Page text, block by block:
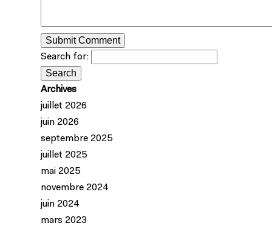
Search for:
Archives
juillet 2026
juin 2026
septembre 2025
juillet 2025
mai 2025
novembre 2024
juin 2024
mars 2023